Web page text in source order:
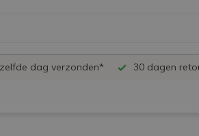
dag verzonden* 30 dagen